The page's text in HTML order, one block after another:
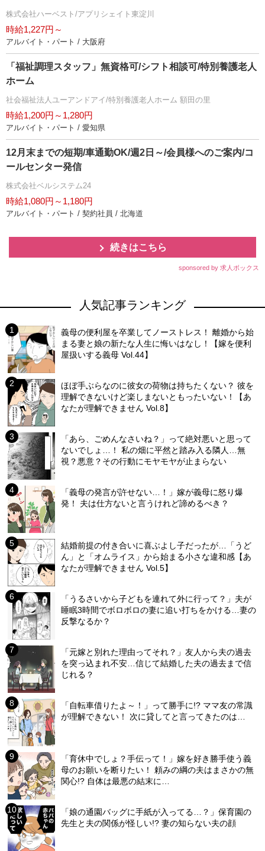
株式会社ハーベスト/アプリシェイト東淀川
時給1,227円～
アルバイト・パート / 大阪府
「福祉調理スタッフ」無資格可/シフト相談可/特別養護老人
ホーム
社会福祉法人ユーアンドアイ/特別養護老人ホーム 額田の里
時給1,200円～1,280円
アルバイト・パート / 愛知県
12月末までの短期/車通勤OK/週2日～/会員様へのご案内/コ
ールセンター発信
株式会社ベルシステム24
時給1,080円～1,180円
アルバイト・パート / 契約社員 / 北海道
続きはこちら
sponsored by 求人ボックス
人気記事ランキング
義母の便利屋を卒業してノーストレス！ 離婚から始
まる妻と娘の新たな人生に悔いはなし！【嫁を便利
屋扱いする義母 Vol.44】
ほぼ手ぶらなのに彼女の荷物は持ちたくない？ 彼を
理解できないけど楽しまないともったいない！【あ
なたが理解できません Vol.8】
「あら、ごめんなさいね？」って絶対悪いと思って
ないでしょ…！ 私の畑に平然と踏み入る隣人…無
視？悪意？その行動にモヤモヤが止まらない
「義母の発言が許せない…！」嫁が義母に怒り爆
発！ 夫は仕方ないと言うけれど諦めるべき？
結婚前提の付き合いに喜ぶよし子だったが…「うど
ん」と「オムライス」から始まる小さな違和感【あ
なたが理解できません Vol.5】
「うるさいから子どもを連れて外に行って？」夫が
睡眠3時間でボロボロの妻に追い打ちをかける…妻の
反撃なるか？
「元嫁と別れた理由ってそれ？」友人から夫の過去
を突っ込まれ不安…信じて結婚した夫の過去まで信
じれる？
「自転車借りたよ～！」って勝手に!? ママ友の常識
が理解できない！ 次に貸してと言ってきたのは…
「育休中でしょ？手伝って！」嫁を好き勝手使う義
母のお願いを断りたい！ 頼みの綱の夫はまさかの無
関心!? 自体は最悪の結末に…
「娘の通園バッグに手紙が入ってる…？」保育園の
先生と夫の関係が怪しい!? 妻の知らない夫の顔